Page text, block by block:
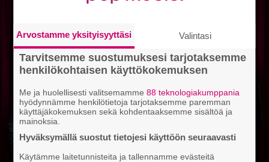
Arvostamme yksityisyyttäsi Valintasi
Tarvitsemme suostumuksesi tarjotaksemme
henkilökohtaisen käyttökokemuksen
Me ja huolellisesti valitsemamme88 teknologiakumppania
hyödynnämme henkilötietoja tarjotaksemme paremman
käyttäjäkokemuksen sekä kohdentaaksemme sisältöä ja
mainoksia.
Hyväksymällä suostut tietojesi käyttöön seuraavasti
Käytämme laitetunnisteita ja tallennamme evästeitä